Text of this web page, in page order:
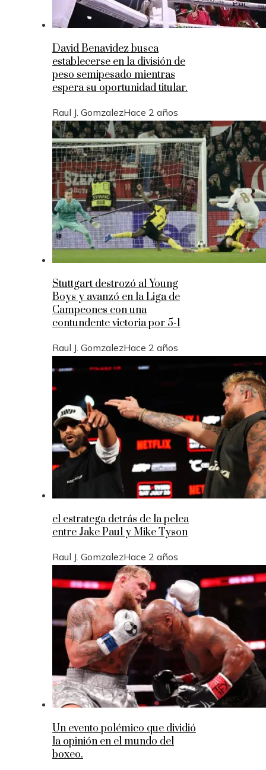
David Benavidez busca
establecerse en la división de
peso semipesado mientras
espera su oportunidad titular.
Raul J. GomzalezHace 2 años
Stuttgart destrozó al Young
Boys y avanzó en la Liga de
Campeones con una
contundente victoria por 5-1
Raul J. GomzalezHace 2 años
el estratega detrás de la pelea
entre Jake Paul y Mike Tyson
Raul J. GomzalezHace 2 años
Un evento polémico que dividió
la opinión en el mundo del
boxeo.